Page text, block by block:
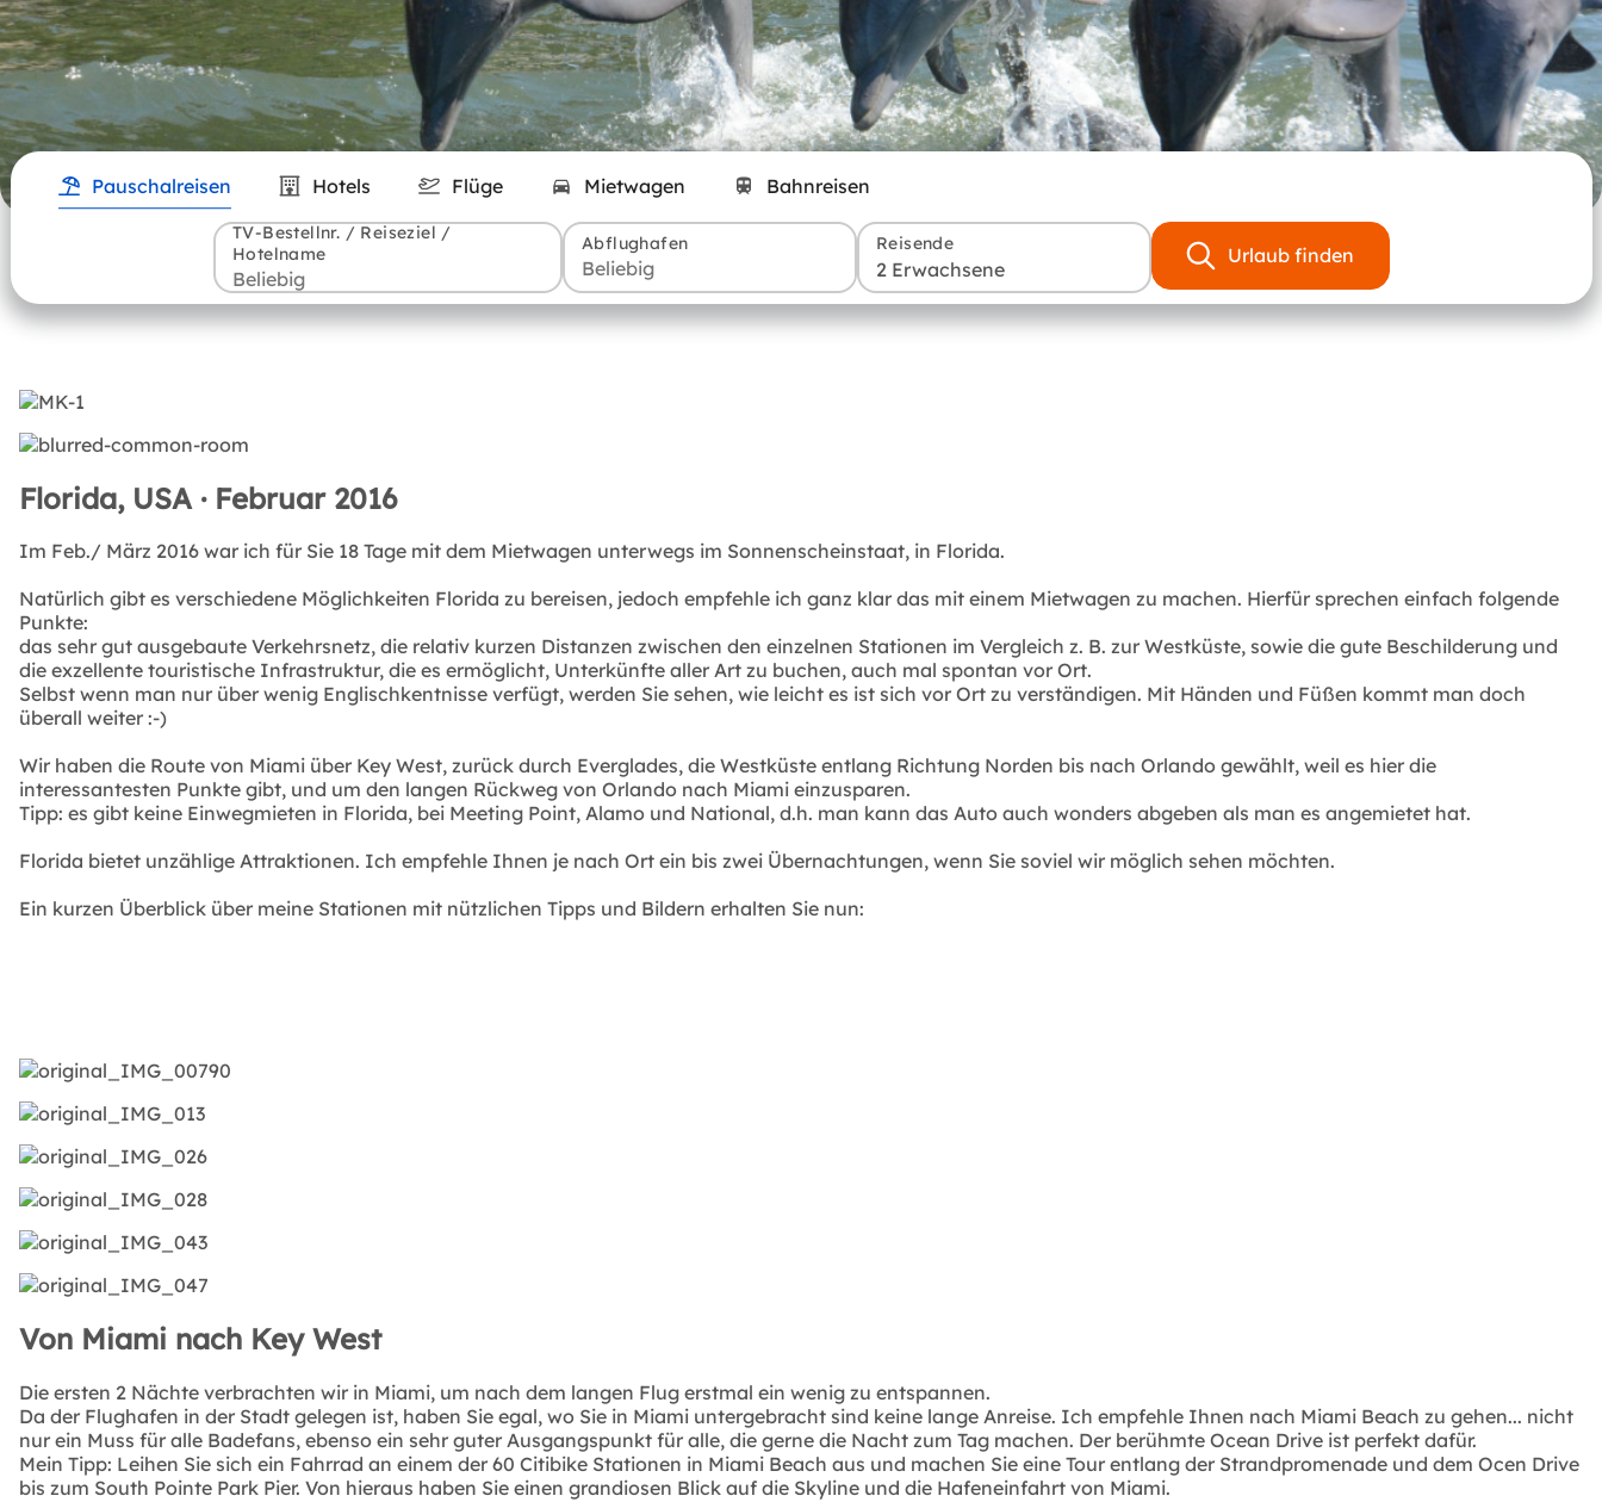
Pauschalreisen Hotels Flüge Mietwagen Bahnreisen
TV-Bestellnr. / Reiseziel /
Hotelname
Abflughafen Reisende
2 Erwachsene
Urlaub finden
Florida, USA · Februar 2016
Im Feb./ März 2016 war ich für Sie 18 Tage mit dem Mietwagen unterwegs im Sonnenscheinstaat, in Florida.
Natürlich gibt es verschiedene Möglichkeiten Florida zu bereisen, jedoch empfehle ich ganz klar das mit einem Mietwagen zu machen. Hierfür sprechen einfach folgende
Punkte:
das sehr gut ausgebaute Verkehrsnetz, die relativ kurzen Distanzen zwischen den einzelnen Stationen im Vergleich z. B. zur Westküste, sowie die gute Beschilderung und
die exzellente touristische Infrastruktur, die es ermöglicht, Unterkünfte aller Art zu buchen, auch mal spontan vor Ort.
Selbst wenn man nur über wenig Englischkentnisse verfügt, werden Sie sehen, wie leicht es ist sich vor Ort zu verständigen. Mit Händen und Füßen kommt man doch
überall weiter :-)
Wir haben die Route von Miami über Key West, zurück durch Everglades, die Westküste entlang Richtung Norden bis nach Orlando gewählt, weil es hier die
interessantesten Punkte gibt, und um den langen Rückweg von Orlando nach Miami einzusparen.
Tipp: es gibt keine Einwegmieten in Florida, bei Meeting Point, Alamo und National, d.h. man kann das Auto auch wonders abgeben als man es angemietet hat.
Florida bietet unzählige Attraktionen. Ich empfehle Ihnen je nach Ort ein bis zwei Übernachtungen, wenn Sie soviel wir möglich sehen möchten.
Ein kurzen Überblick über meine Stationen mit nützlichen Tipps und Bildern erhalten Sie nun:
Von Miami nach Key West
Die ersten 2 Nächte verbrachten wir in Miami, um nach dem langen Flug erstmal ein wenig zu entspannen.
Da der Flughafen in der Stadt gelegen ist, haben Sie egal, wo Sie in Miami untergebracht sind keine lange Anreise. Ich empfehle Ihnen nach Miami Beach zu gehen... nicht
nur ein Muss für alle Badefans, ebenso ein sehr guter Ausgangspunkt für alle, die gerne die Nacht zum Tag machen. Der berühmte Ocean Drive ist perfekt dafür.
Mein Tipp: Leihen Sie sich ein Fahrrad an einem der 60 Citibike Stationen in Miami Beach aus und machen Sie eine Tour entlang der Strandpromenade und dem Ocen Drive
bis zum South Pointe Park Pier. Von hieraus haben Sie einen grandiosen Blick auf die Skyline und die Hafeneinfahrt von Miami.